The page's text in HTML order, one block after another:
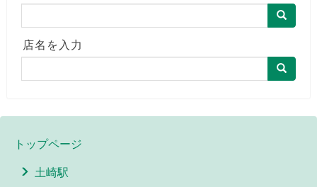
店名を入力
トップページ
土崎駅